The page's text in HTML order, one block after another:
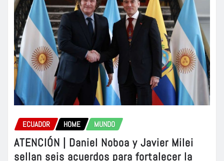
ECUADOR HOME MUNDO
ATENCIÓN | Daniel Noboa y Javier Milei
sellan seis acuerdos para fortalecer la